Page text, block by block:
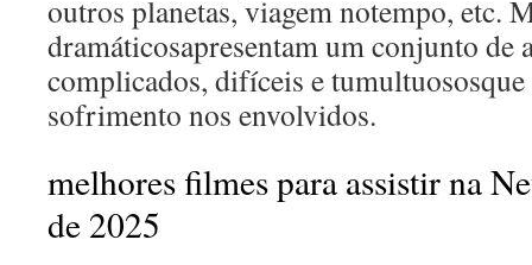
outros planetas, viagem notempo, etc.
dramáticosapresentam um conjunto de
complicados, difíceis e tumultuososque
sofrimento nos envolvidos.
melhores filmes para assistir na
de 2025